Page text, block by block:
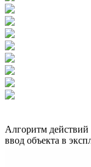
Алгоритм действий
ввод объекта в